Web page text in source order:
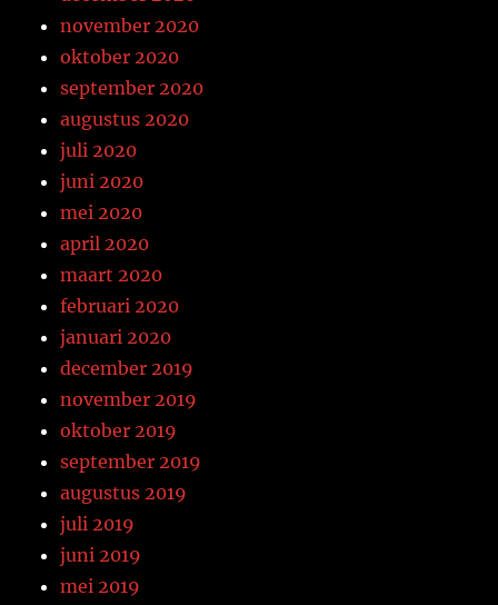
november 2020
oktober 2020
september 2020
augustus 2020
juli 2020
juni 2020
mei 2020
april 2020
maart 2020
februari 2020
januari 2020
december 2019
november 2019
oktober 2019
september 2019
augustus 2019
juli 2019
juni 2019
mei 2019